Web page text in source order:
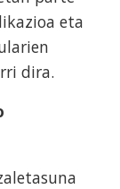
eta
dira.